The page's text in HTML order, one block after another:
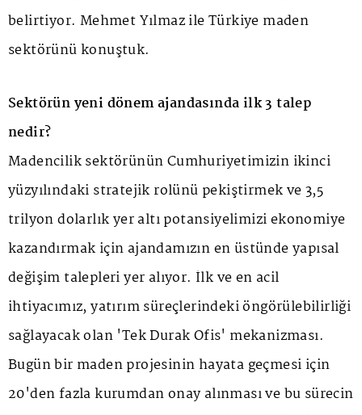
belirtiyor. Mehmet Yılmaz ile Türkiye maden
sektörünü konuştuk.
Sektörün yeni dönem ajandasında ilk 3 talep
nedir?
Madencilik sektörünün Cumhuriyetimizin ikinci
yüzyılındaki stratejik rolünü pekiştirmek ve 3,5
trilyon dolarlık yer altı potansiyelimizi ekonomiye
kazandırmak için ajandamızın en üstünde yapısal
değişim talepleri yer alıyor. İlk ve en acil
ihtiyacımız, yatırım süreçlerindeki öngörülebilirliği
sağlayacak olan 'Tek Durak Ofis' mekanizması.
Bugün bir maden projesinin hayata geçmesi için
20'den fazla kurumdan onay alınması ve bu sürecin